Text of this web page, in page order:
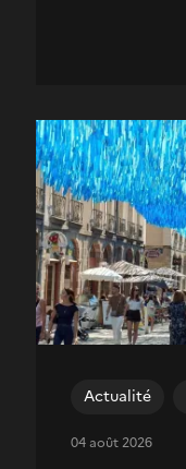
Actualité
04 août 2026